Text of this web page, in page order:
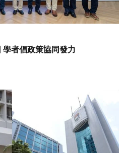
學者倡政策協同發力